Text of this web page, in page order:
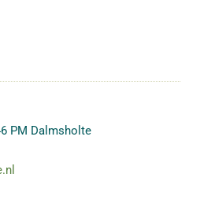
PM Dalmsholte